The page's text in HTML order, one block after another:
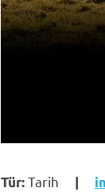
Tür:Tarih |